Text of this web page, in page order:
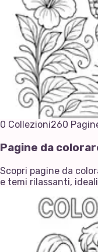
0 Collezioni260
Pagine da
Scopri pagine da
e temi rilassanti,